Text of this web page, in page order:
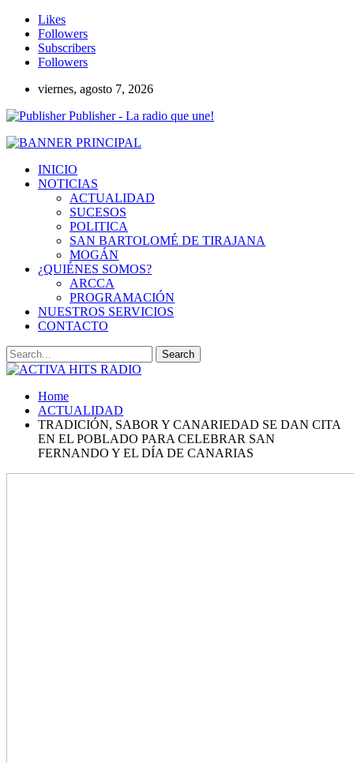
Likes
Followers
Subscribers
Followers
viernes, agosto 7, 2026
Publisher - La radio que une!
INICIO
NOTICIAS
ACTUALIDAD
SUCESOS
POLITICA
SAN BARTOLOMÉ DE TIRAJANA
MOGÁN
¿QUIÉNES SOMOS?
ARCCA
PROGRAMACIÓN
NUESTROS SERVICIOS
CONTACTO
Home
ACTUALIDAD
TRADICIÓN, SABOR Y CANARIEDAD SE DAN CITA
EN EL POBLADO PARA CELEBRAR SAN
FERNANDO Y EL DÍA DE CANARIAS